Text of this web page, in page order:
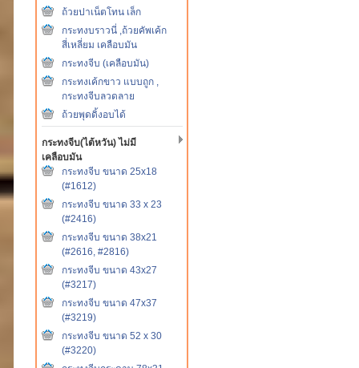
ถ้วยปาเน็ตโทน เล็ก
กระทงบราวนี่ ,ถ้วยคัพเค้ก
สี่เหลี่ยม เคลือบมัน
กระทงจีบ (เคลือบมัน)
กระทงเค้กขาว แบบถูก ,
กระทงจีบลวดลาย
ถ้วยพุดดิ้งอบได้
กระทงจีบ(ไต้หวัน) ไม่มี
เคลือบมัน
กระทงจีบ ขนาด 25x18
(#1612)
กระทงจีบ ขนาด 33 x 23
(#2416)
กระทงจีบ ขนาด 38x21
(#2616, #2816)
กระทงจีบ ขนาด 43x27
(#3217)
กระทงจีบ ขนาด 47x37
(#3219)
กระทงจีบ ขนาด 52 x 30
(#3220)